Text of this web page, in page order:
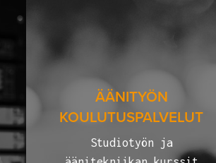
ÄÄNITYÖN
KOULUTUSPALVELUT
Studiotyön ja